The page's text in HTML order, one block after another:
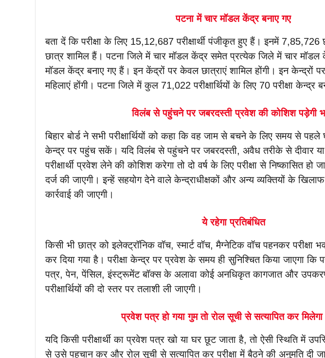
पटना में चार मॉडल केंद्र बनाए गए
बता दें कि परीक्षा के लिए 15,12,687 परीक्षार्थी पंजीकृत हुए हैं। इनमें
छात्र शामिल हैं। पटना जिले में चार मॉडल केंद्र समेत प्रत्येक जिले में चार मॉडल
मॉडल केंद्र बनाए गए हैं। इन केंद्रों पर केवल छात्राएं शामिल होंगी। इन केन्द्रों पर
महिलाएं होंगी। पटना जिले में कुल 71,022 परीक्षार्थियों के लिए 70 परीक्षा केन्द्र
विलंब से पहुंचने पर जबरदस्ती प्रवेश की कोशिश पड़ेगी
बिहार बोर्ड ने सभी परीक्षार्थियों को कहा कि वह जाम से बचने के लिए समय से
केन्द्र पर पहुंच सकें। यदि विलंब से पहुंचने पर जबरदस्ती, अवैध तरीके से दीवार
परीक्षार्थी प्रवेश लेने की कोशिश करेगा तो दो वर्ष के लिए परीक्षा से निष्कासित
दर्ज की जाएगी। इन्हें सहयोग देने वाले केन्द्राधीक्षकों और अन्य व्यक्तियों के
कार्रवाई की जाएगी।
ये रहेगा प्रतिबंधित
किसी भी छात्र को इलेक्ट्रॉनिक वॉच, स्मार्ट वॉच, मैग्नेटिक वॉच पहनकर परीक्षा
कर दिया गया है। परीक्षा केन्द्र पर प्रवेश के समय ही सुनिश्चित किया जाएगा कि
पत्र, पेन, पेंसिल, इंस्ट्रूमेंट बॉक्स के अलावा कोई अनधिकृत कागजात और
परीक्षार्थियों की दो स्तर पर तलाशी ली जाएगी।
प्रवेश पत्र हो गया गुम तो रोल सूची से सत्यापित कर
यदि किसी परीक्षार्थी का प्रवेश पत्र खो या घर छूट जाता है, तो ऐसी स्थिति में
से उसे पहचान कर और रोल सूची से सत्यापित कर परीक्षा में बैठने की अनुमति दी